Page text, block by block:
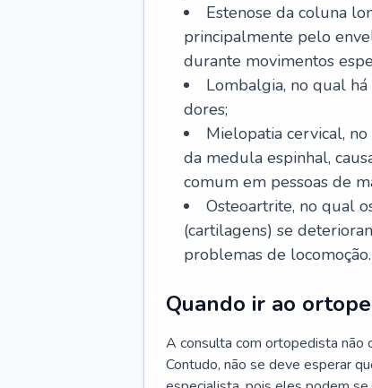
Estenose da coluna
principalmente pelo
durante movimentos
Lombalgia, no qual
dores;
Mielopatia cervical,
da medula espinhal,
comum em pessoas de
Osteoartrite, no qual
(cartilagens) se
problemas de locomoção.
Quando ir ao
A consulta com ortopedista não
Contudo, não se deve esperar